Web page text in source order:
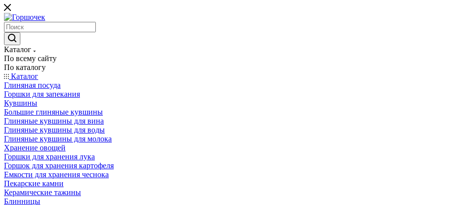
Каталог
По всему сайту
По каталогу
Каталог
Глиняная посуда
Горшки для запекания
Кувшины
Большие глиняные кувшины
Глиняные кувшины для вина
Глиняные кувшины для воды
Глиняные кувшины для молока
Хранение овощей
Горшки для хранения лука
Горшок для хранения картофеля
Емкости для хранения чеснока
Пекарские камни
Керамические тажины
Блинницы